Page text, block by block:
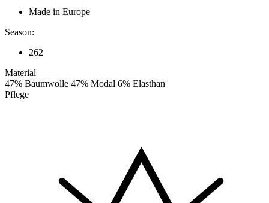
Made in Europe
Season:
262
Material
47% Baumwolle 47% Modal 6% Elasthan
Pflege